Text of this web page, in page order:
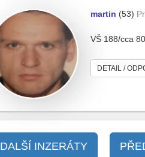
martin (53)
VŠ 188/cca
DETAIL /
DALŠÍ INZERÁTY